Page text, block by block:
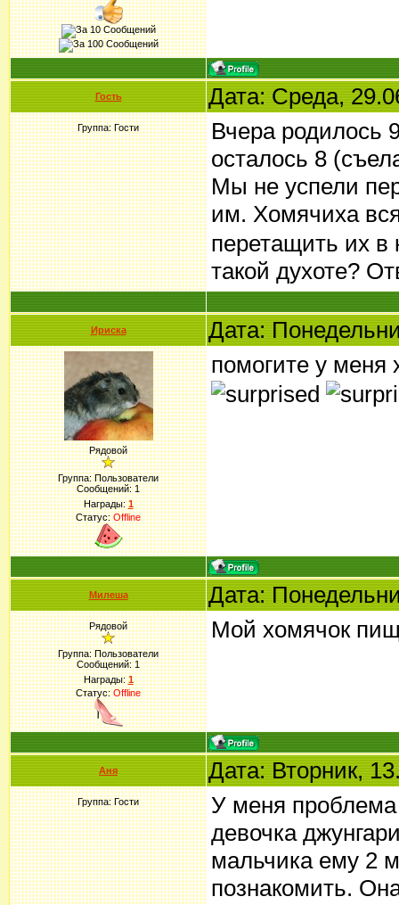
Гость Дата: Среда,
Группа: Гости
Вчера родилось
осталось 8
Мы не успели
им. Хомячиха
перетащить их в
такой духоте?
Ириска Дата:
Рядовой
Группа: Пользователи
Сообщений:1
Награды:1
Статус:Offline
помогите у меня
Милеша Дата:
Рядовой
Группа: Пользователи
Сообщений:1
Награды:1
Статус:Offline
Мой хомячок
Аня Дата: Вторник,
Группа: Гости
У меня
девочка
мальчика ему 2
познакомить.